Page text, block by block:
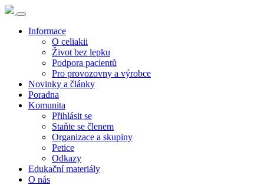
Informace
O celiakii
Život bez lepku
Podpora pacientů
Pro provozovny a výrobce
Novinky a články
Poradna
Komunita
Přihlásit se
Staňte se členem
Organizace a skupiny
Petice
Odkazy
Edukační materiály
O nás